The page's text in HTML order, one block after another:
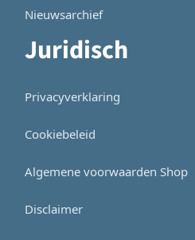
Nieuwsarchief
Juridisch
Privacyverklaring
Cookiebeleid
Algemene voorwaarden Shop
Disclaimer